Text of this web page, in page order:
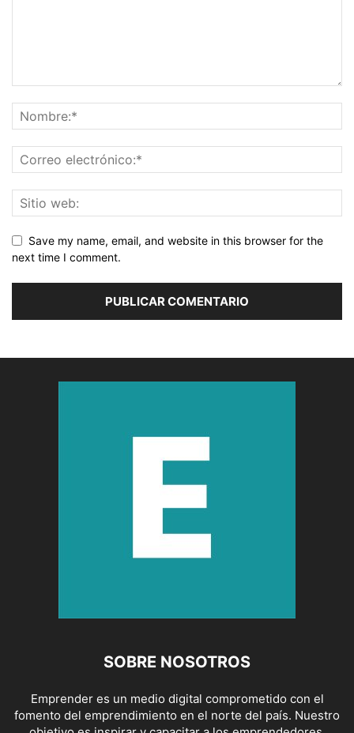
Save my name, email, and website in this browser for the
next time I comment.
SOBRE NOSOTROS
Emprender es un medio digital comprometido con el
fomento del emprendimiento en el norte del país. Nuestro